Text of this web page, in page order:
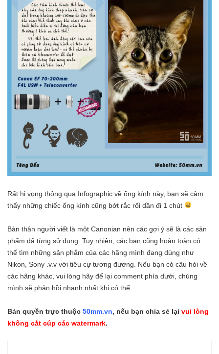
Rất hi vọng thông qua Infographic về ống kính này, bạn sẽ cảm
thấy những chiếc ống kính cũng bớt rắc rối dần đi 1 chút
Bản thân người viết là một Canonian nên các gợi ý sẽ là các sản
phẩm đã từng sử dụng. Tuy nhiên, các bạn cũng hoàn toàn có
thể tìm những sản phẩm của các hãng mình đang dùng như
Nikon, Sony .v.v với tiêu cự tương đương. Nếu bạn có câu hỏi về
các hãng khác, vui lòng hãy để lại comment phía dưới, chúng
mình sẽ phản hồi nhanh nhất khi có thể.
Bản quyền trực thuộc 50mm.vn, nếu bạn chia sẻ lại vui lòng
không cắt cúp các watermark.